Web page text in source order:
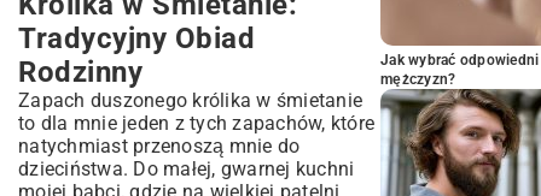
Tradycyjny Obiad
Rodzinny
Zapach duszonego królika w śmietanie
to dla mnie jeden z tych zapachów, które
natychmiast przenoszą mnie do
dzieciństwa. Do małej, gwarnej kuchni
Jak wybrać
mężczyzn?